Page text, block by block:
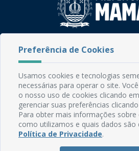
CEP: 58.280-000 - Mamanguape/
Fone: (83) 3292-2246
Email:
Expediente: Segunda à Sexta, das
Mapa do Site
Perguntas frequentes
Preferência de Cookies
Usamos cookies e tecnologias
necessárias para operar o site.
o nosso uso de cookies clicando
gerenciar suas preferências
Para obter mais informações
como utilizamos e quais dados são
Política de Privacidade.